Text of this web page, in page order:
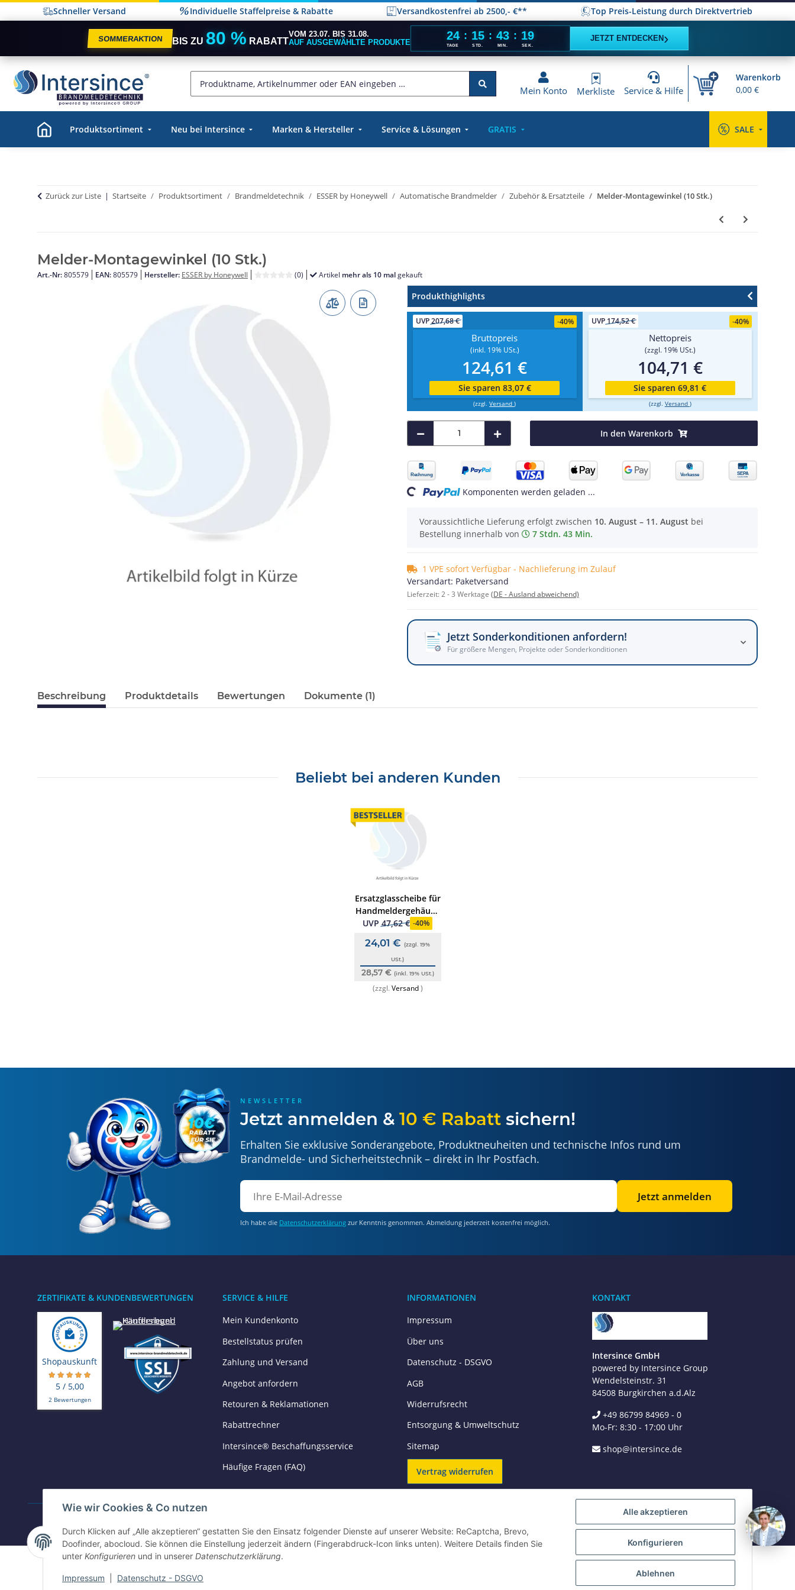
Jetzt anrufen
WhatsApp
+49 162 5669885
E-Mail schreiben
shop@intersince.de
Schneller Versand Individuelle Staffelpreise & Rabatte Versandkostenfrei ab 2500,- €** Top Preis-Leistung durch Direktvertrieb
SOMMERAKTION BIS ZU 80 % RABATT
VOM 23.07. BIS 31.08.
AUF AUSGEWÄHLTE PRODUKTE
24
TAGE
: 15
STD.
: 43
MIN.
: 19
SEK.
JETZT ENTDECKEN›
Mein Konto Merkliste Service & Hilfe
Warenkorb
0,00 €
Produktsortiment Neu bei Intersince Marken & Hersteller Service & Lösungen GRATIS SALE
Zurück zur Liste Startseite Produktsortiment Brandmeldetechnik ESSER by Honeywell Automatische Brandmelder Zubehör & Ersatzteile Melder-Montagewinkel (10 Stk.)
Melder-Montagewinkel (10 Stk.)
Art.-Nr: 805579 EAN: 805579 Hersteller: ESSER by Honeywell (0) Artikel mehr als 10 mal gekauft
Produkthighlights
UVP207,68 € -40%
Bruttopreis
(inkl. 19% USt.)
124,61 €
Sie sparen 83,07 €
(zzgl.Versand)
UVP 174,52 € -40%
Nettopreis
(zzgl. 19% USt.)
104,71 €
Sie sparen 69,81 €
(zzgl. Versand )
In den Warenkorb
Loading... Komponenten werden geladen ...
Voraussichtliche Lieferung erfolgt zwischen 10. August – 11. August bei
Bestellung innerhalb von
7 Stdn. 43 Min.
1 VPE sofort Verfügbar - Nachlieferung im Zulauf
Versandart: Paketversand
Lieferzeit:2 - 3 Werktage (DE - Ausland abweichend)
Jetzt Sonderkonditionen anfordern!
Für größere Mengen, Projekte oder Sonderkonditionen
Beschreibung Produktdetails Bewertungen Dokumente (1)
Beliebt bei anderen Kunden
Ersatzglasscheibe für
Handmeldergehäuse
(70490x/7048xx)
Stk.)
UVP47,62 € -40%
24,01 € (zzgl. 19%
USt.)
28,57 € (inkl. 19% USt.)
(zzgl.Versand)
NEWSLETTER
Jetzt anmelden & 10 € Rabatt sichern!
Erhalten Sie exklusive Sonderangebote, Produktneuheiten und technische Infos rund um
Brandmelde- und Sicherheitstechnik – direkt in Ihr Postfach.
Jetzt anmelden
Ich habe die Datenschutzerklärung zur Kenntnis genommen. Abmeldung jederzeit kostenfrei möglich.
ZERTIFIKATE & KUNDENBEWERTUNGEN
Shopauskunft
5 / 5,00
2 Bewertungen
SERVICE & HILFE
Mein Kundenkonto
Bestellstatus prüfen
Zahlung und Versand
Angebot anfordern
Retouren & Reklamationen
Rabattrechner
Intersince® Beschaffungsservice
Häufige Fragen (FAQ)
INFORMATIONEN
Impressum
Über uns
Datenschutz - DSGVO
AGB
Widerrufsrecht
Entsorgung & Umweltschutz
Sitemap
Vertrag widerrufen
KONTAKT
Intersince GmbH
powered by Intersince Group
Wendelsteinstr. 31
84508 Burgkirchen a.d.Alz
+49 86799 84969 - 0
Mo-Fr: 8:30 - 17:00 Uhr
shop@intersince.de
©2025 Intersince GmbH | powered by Intersince Group
Alle akzeptieren
Konfigurieren
Ablehnen
Wie wir Cookies & Co nutzen
Durch Klicken auf „Alle akzeptieren“ gestatten Sie den Einsatz folgender Dienste auf unserer Website: ReCaptcha, Brevo,
Doofinder, abocloud. Sie können die Einstellung jederzeit ändern (Fingerabdruck-Icon links unten). Weitere Details finden Sie
unter Konfigurieren und in unserer Datenschutzerklärung.
Impressum Datenschutz - DSGVO